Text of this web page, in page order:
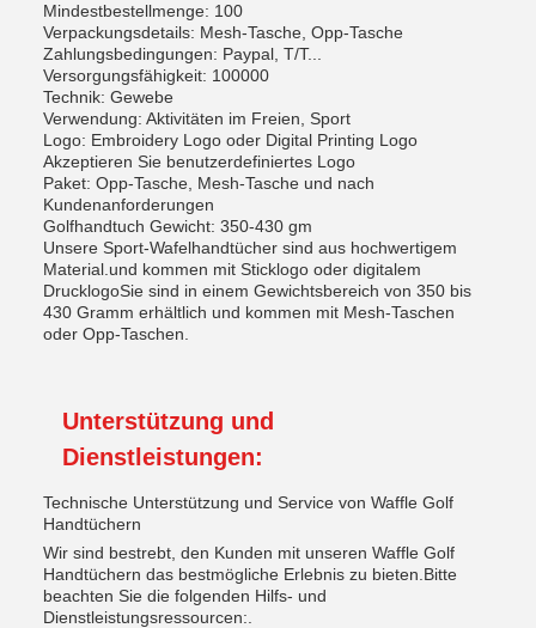
Mindestbestellmenge: 100
Verpackungsdetails: Mesh-Tasche, Opp-Tasche
Zahlungsbedingungen: Paypal, T/T...
Versorgungsfähigkeit: 100000
Technik: Gewebe
Verwendung: Aktivitäten im Freien, Sport
Logo: Embroidery Logo oder Digital Printing Logo
Akzeptieren Sie benutzerdefiniertes Logo
Paket: Opp-Tasche, Mesh-Tasche und nach
Kundenanforderungen
Golfhandtuch Gewicht: 350-430 gm
Unsere Sport-Wafelhandtücher sind aus hochwertigem
Material.und kommen mit Sticklogo oder digitalem
DrucklogoSie sind in einem Gewichtsbereich von 350 bis
430 Gramm erhältlich und kommen mit Mesh-Taschen
oder Opp-Taschen.
Unterstützung und
Dienstleistungen:
Technische Unterstützung und Service von Waffle Golf
Handtüchern
Wir sind bestrebt, den Kunden mit unseren Waffle Golf
Handtüchern das bestmögliche Erlebnis zu bieten.Bitte
beachten Sie die folgenden Hilfs- und
Dienstleistungsressourcen:.